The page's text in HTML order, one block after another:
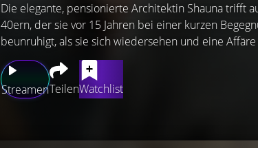
StreamenTeilenWatchlist
Die elegante, pensionierte Architektin Shauna trifft
40ern, der sie vor 15 Jahren bei einer kurzen
beunruhigt, als sie sich wiedersehen und eine